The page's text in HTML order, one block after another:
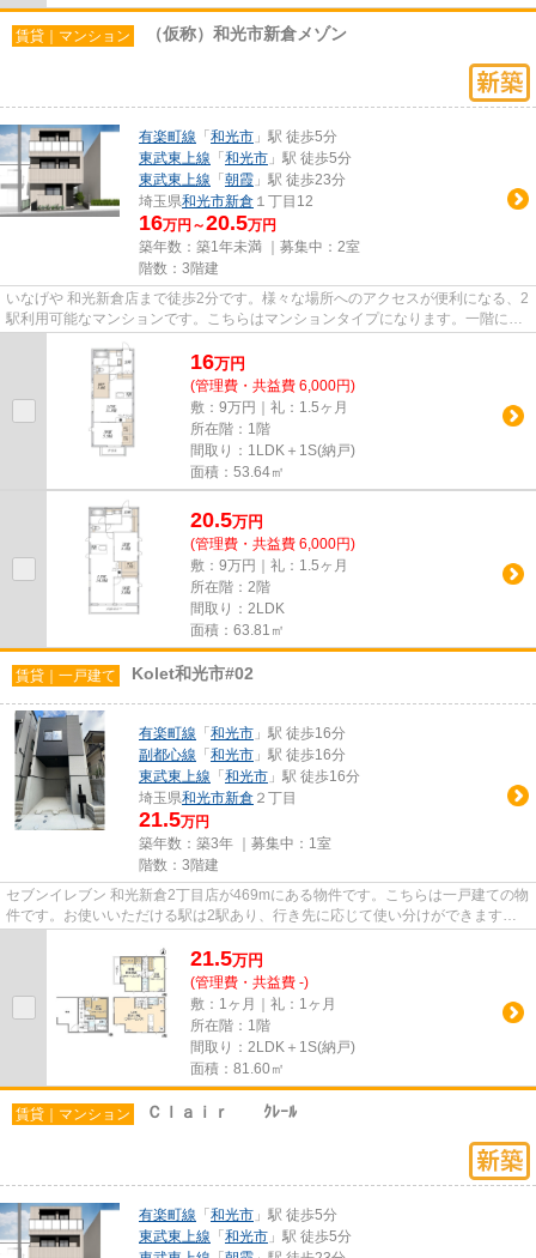
賃貸｜マンション （仮称）和光市新倉メゾン
有楽町線 「 和光市 」駅 徒歩5分
東武東上線 「 和光市 」駅 徒歩5分
東武東上線 「 朝霞 」駅 徒歩23分
埼玉県和光市新倉 １丁目12
16万円～20.5万円
築年数：築1年未満 ｜募集中： 2室
階数：3階建
いなげや 和光新倉店まで徒歩2分です。様々な場所へのアクセスが便利になる、2
駅利用可能なマンションです。こちらはマンションタイプになります。一階にあ
16万円
(管理費・共益費 6,000円)
敷：9万円｜礼：1.5ヶ月
所在階：1階
間取り：1LDK＋1S(納戸)
面積：53.64㎡
20.5万円
(管理費・共益費 6,000円)
敷：9万円｜礼：1.5ヶ月
所在階：2階
間取り：2LDK
面積：63.81㎡
賃貸｜一戸建て Kolet和光市#02
有楽町線 「 和光市 」駅 徒歩16分
副都心線 「 和光市 」駅 徒歩16分
東武東上線 「 和光市 」駅 徒歩16分
埼玉県和光市新倉 ２丁目
21.5万円
築年数：築3年 ｜募集中： 1室
階数：3階建
セブンイレブン 和光新倉2丁目店が469mにある物件です。こちらは一戸建ての物
件です。お使いいただける駅は2駅あり、行き先に応じて使い分けができます。
21.5万円
(管理費・共益費 -)
敷：1ヶ月｜礼：1ヶ月
所在階：1階
間取り：2LDK＋1S(納戸)
面積：81.60㎡
賃貸｜マンション Ｃｌａｉｒ ｸﾚｰﾙ
有楽町線 「 和光市 」駅 徒歩5分
東武東上線 「 和光市 」駅 徒歩5分